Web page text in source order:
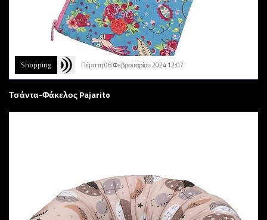
Shopping Πέμπτη 08 Φεβρουαρίου 2024 12:07
Τσάντα-Φάκελος Pajarito